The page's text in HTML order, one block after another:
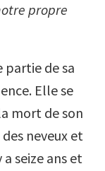
propre
partie de sa
Elle se
mort de son
neveux et
seize ans et